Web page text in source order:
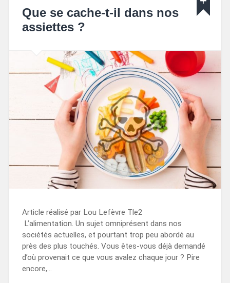
Que se cache-t-il dans nos
assiettes ?
Article réalisé par Lou Lefèvre Tle2
L’alimentation. Un sujet omniprésent dans nos
sociétés actuelles, et pourtant trop peu abordé au
près des plus touchés. Vous êtes-vous déjà demandé
d’où provenait ce que vous avalez chaque jour ? Pire
encore,…